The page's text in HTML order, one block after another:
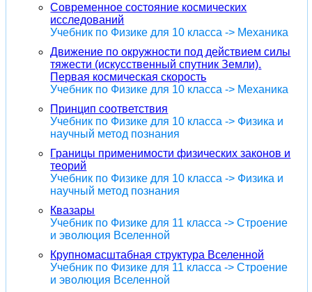
Современное состояние космических
исследований
Учебник по Физике для 10 класса -> Механика
Движение по окружности под действием силы
тяжести (искусственный спутник Земли).
Первая космическая скорость
Учебник по Физике для 10 класса -> Механика
Принцип соответствия
Учебник по Физике для 10 класса -> Физика и
научный метод познания
Границы применимости физических законов и
теорий
Учебник по Физике для 10 класса -> Физика и
научный метод познания
Квазары
Учебник по Физике для 11 класса -> Строение
и эволюция Вселенной
Крупномасштабная структура Вселенной
Учебник по Физике для 11 класса -> Строение
и эволюция Вселенной